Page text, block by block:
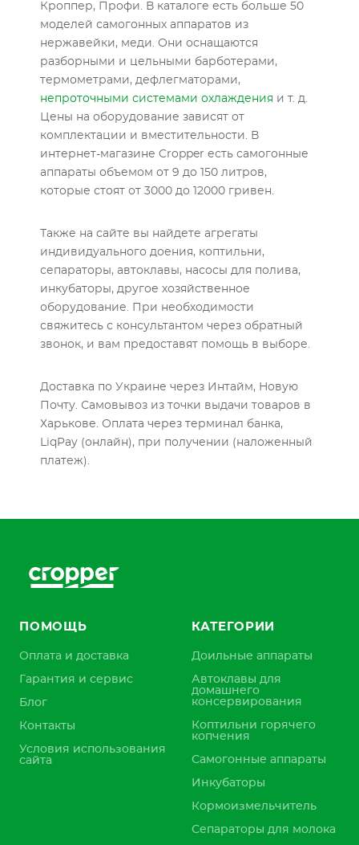
Кроппер, Профи. В каталоге есть больше 50
моделей самогонных аппаратов из
нержавейки, меди. Они оснащаются
разборными и цельными барботерами,
термометрами, дефлегматорами,
непроточными системами охлаждения и т. д.
Цены на оборудование зависят от
комплектации и вместительности. В
интернет-магазине Cropper есть самогонные
аппараты объемом от 9 до 150 литров,
которые стоят от 3000 до 12000 гривен.
Также на сайте вы найдете агрегаты
индивидуального доения, коптильни,
сепараторы, автоклавы, насосы для полива,
инкубаторы, другое хозяйственное
оборудование. При необходимости
свяжитесь с консультантом через обратный
звонок, и вам предоставят помощь в выборе.
Доставка по Украине через Интайм, Новую
Почту. Самовывоз из точки выдачи товаров в
Харькове. Оплата через терминал банка,
LiqPay (онлайн), при получении (наложенный
платеж).
ПОМОЩЬ
Оплата и доставка
Гарантия и сервис
Блог
Контакты
Условия использования
сайта
КАТЕГОРИИ
Доильные аппараты
Автоклавы для
домашнего
консервирования
Коптильни горячего
копчения
Самогонные аппараты
Инкубаторы
Кормоизмельчитель
Сепараторы для молока